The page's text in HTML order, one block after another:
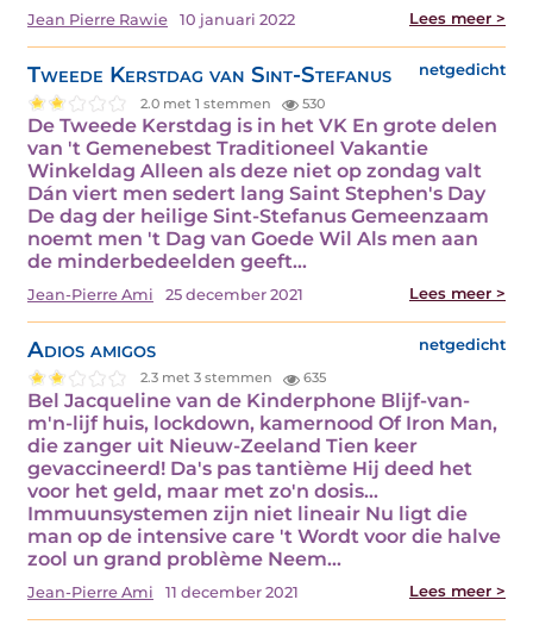
Jean Pierre Rawie 10 januari 2022 Lees meer >
Tweede Kerstdag van Sint-Stefanus netgedicht
2.0 met 1 stemmen 530
De Tweede Kerstdag is in het VK En grote delen
van 't Gemenebest Traditioneel Vakantie
Winkeldag Alleen als deze niet op zondag valt
Dán viert men sedert lang Saint Stephen's Day
De dag der heilige Sint-Stefanus Gemeenzaam
noemt men 't Dag van Goede Wil Als men aan
de minderbedeelden geeft…
Jean-Pierre Ami 25 december 2021 Lees meer >
Adios amigos netgedicht
2.3 met 3 stemmen 635
Bel Jacqueline van de Kinderphone Blijf-van-
m'n-lijf huis, lockdown, kamernood Of Iron Man,
die zanger uit Nieuw-Zeeland Tien keer
gevaccineerd! Da's pas tantième Hij deed het
voor het geld, maar met zo'n dosis...
Immuunsystemen zijn niet lineair Nu ligt die
man op de intensive care 't Wordt voor die halve
zool un grand problème Neem…
Jean-Pierre Ami 11 december 2021 Lees meer >